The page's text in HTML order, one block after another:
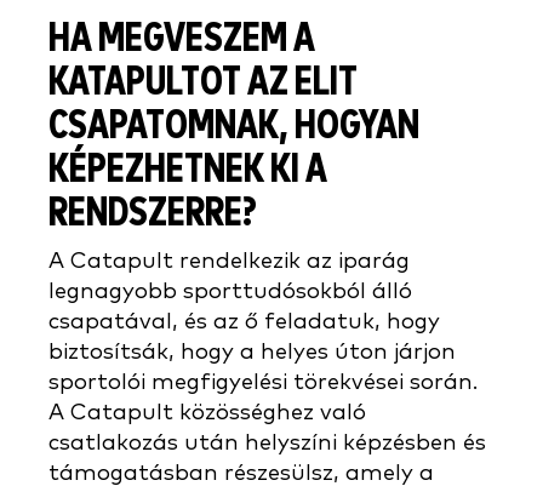
HA MEGVESZEM A
KATAPULTOT AZ ELIT
CSAPATOMNAK, HOGYAN
KÉPEZHETNEK KI A
RENDSZERRE?
A Catapult rendelkezik az iparág
legnagyobb sporttudósokból álló
csapatával, és az ő feladatuk, hogy
biztosítsák, hogy a helyes úton járjon
sportolói megfigyelési törekvései során.
A Catapult közösséghez való
csatlakozás után helyszíni képzésben és
támogatásban részesülsz, amely a